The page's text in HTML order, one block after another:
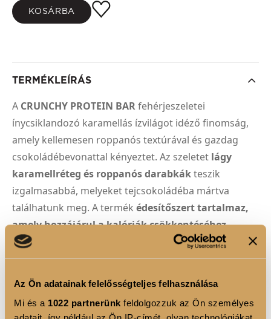
Az Ön adatainak felelősségteljes felhasználása
Mi és a 1022 partnerünk feldolgozzuk az Ön személyes
KOSÁRBA
TERMÉKLEÍRÁS
A CRUNCHY PROTEIN BARfehérjeszeletei
ínycsiklandozó karamellás ízvilágot idéző finomság,
amely kellemesen roppanós textúrával és gazdag
csokoládébevonattal kényeztet. Az szeletet lágy
karamellréteg és roppanós darabkákteszik
izgalmasabbá, melyeket tejcsokoládéba mártva
találhatunk meg. A termék édesítőszert tartalmaz,
amely hozzájárul a kalóriák csökkentéséhez,
miközben mennyei édességélményt nyújt, ráadásul a
napi fehérjebevitelhez is hozzájárul. Adagonként
több, mint 12 gramm fehérjét tartalmaz. A
hozzájárul az izomtömeg növekedéséhez
különösen fontos diétás időszakban.